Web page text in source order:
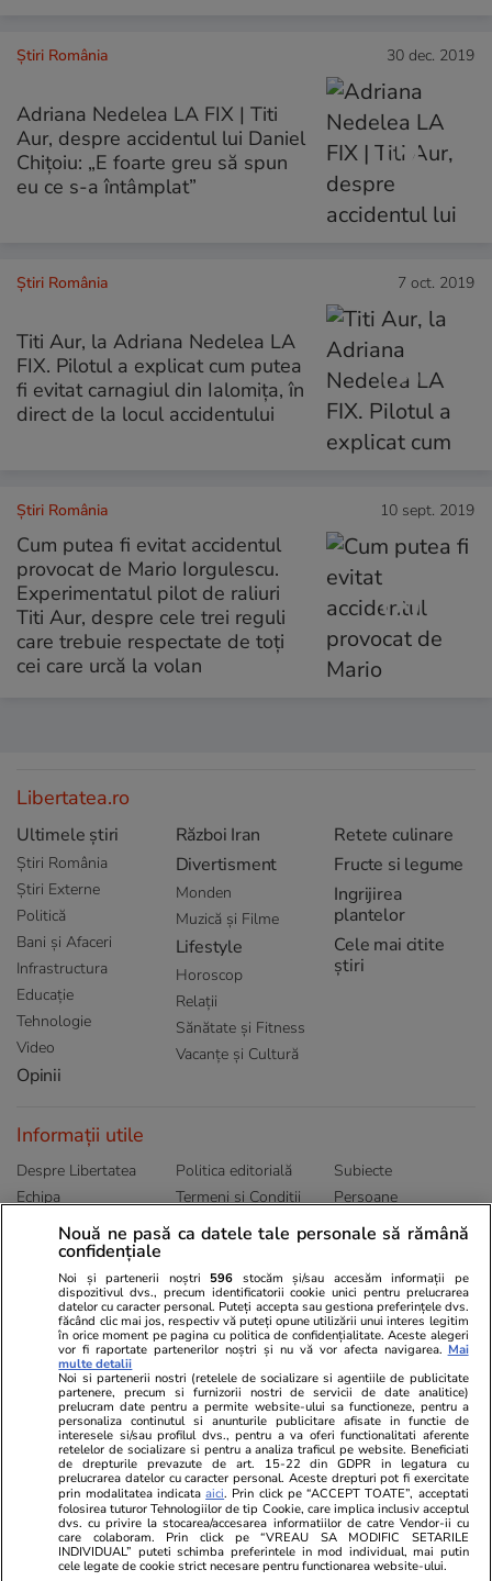
Știri România 30 dec. 2019
Adriana Nedelea LA FIX | Titi
Aur, despre accidentul lui Daniel
Chițoiu: „E foarte greu să spun
eu ce s-a întâmplat”
Știri România 7 oct. 2019
Titi Aur, la Adriana Nedelea LA
FIX. Pilotul a explicat cum putea
fi evitat carnagiul din Ialomița, în
direct de la locul accidentului
Știri România 10 sept. 2019
Cum putea fi evitat accidentul
provocat de Mario Iorgulescu.
Experimentatul pilot de raliuri
Titi Aur, despre cele trei reguli
care trebuie respectate de toți
cei care urcă la volan
Libertatea.ro
Ultimele știri
Știri România
Știri Externe
Politică
Bani și Afaceri
Infrastructura
Educație
Tehnologie
Video
Opinii
Război Iran
Divertisment
Monden
Muzică și Filme
Lifestyle
Horoscop
Relații
Sănătate și Fitness
Vacanțe și Cultură
Retete culinare
Fructe si legume
Ingrijirea
plantelor
Cele mai citite
știri
Informații utile
Despre Libertatea
Echipa
Publicitate
Politica de
Politica editorială
Termeni și Conditii
Abonamente
Subiecte
Persoane
Sitemap
Ringier România
Libertatea pentru
Unica.ro
Program TV
Avantaje
ELLE
Gazeta Sporturilor
Stiri mondene
Calculator sarcina
Ajută Copiii
Locuri de muncă
Imobiliare.ro
Jobradar24
Imoradar24
Colecții Libertatea
Pariază responsabil! Decizia ONJN nr. 821/25.09.2025.
Jocurile de noroc sunt interzise minorilor.
Nouă ne pasă ca datele tale personale să rămână
confidențiale
Noi și partenerii noștri 596 stocăm și/sau accesăm informații pe
dispozitivul dvs., precum identificatorii cookie unici pentru prelucrarea
datelor cu caracter personal. Puteți accepta sau gestiona preferințele dvs.
făcând clic mai jos, respectiv vă puteți opune utilizării unui interes legitim
în orice moment pe pagina cu politica de confidențialitate. Aceste alegeri
vor fi raportate partenerilor noștri și nu vă vor afecta navigarea. Mai
multe detalii
Noi si partenerii nostri (retelele de socializare si agentiile de publicitate
partenere, precum si furnizorii nostri de servicii de date analitice)
prelucram date pentru a permite website-ului sa functioneze, pentru a
personaliza continutul si anunturile publicitare afisate in functie de
interesele si/sau profilul dvs., pentru a va oferi functionalitati aferente
retelelor de socializare si pentru a analiza traficul pe website. Beneficiati
de drepturile prevazute de art. 15-22 din GDPR in legatura cu
prelucrarea datelor cu caracter personal. Aceste drepturi pot fi exercitate
prin modalitatea indicataaici. Prin click pe “ACCEPT TOATE”, acceptati
folosirea tuturor Tehnologiilor de tip Cookie, care implica inclusiv acceptul
dvs. cu privire la stocarea/accesarea informatiilor de catre Vendor-ii cu
care colaboram. Prin click pe “VREAU SA MODIFIC SETARILE
INDIVIDUAL” puteti schimba preferintele in mod individual, mai putin
cele legate de cookie strict necesare pentru functionarea website-ului.